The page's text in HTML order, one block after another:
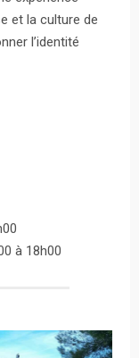
et la culture de
l’identité
à 18h00